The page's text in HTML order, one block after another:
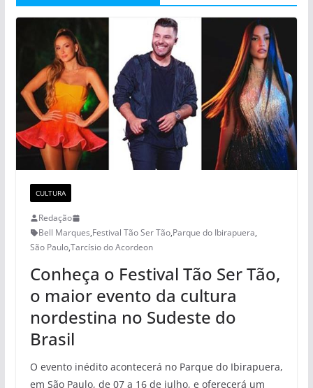
CULTURA
Redação
Bell Marques,Festival Tão Ser Tão,Parque do Ibirapuera,
São Paulo,Tarcísio do Acordeon
Conheça o Festival Tão Ser Tão,
o maior evento da cultura
nordestina no Sudeste do
Brasil
O evento inédito acontecerá no Parque do Ibirapuera,
em São Paulo, de 07 a 16 de julho, e oferecerá um